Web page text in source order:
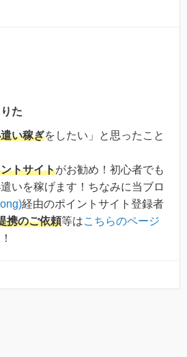
た
い稼ぎをしたい」と思ったこと
トサイトがお勧め！初心者でも
いを稼げます！ちなみに当ブロ
経由のポイントサイト登録者
携のご依頼等はこちらのページ